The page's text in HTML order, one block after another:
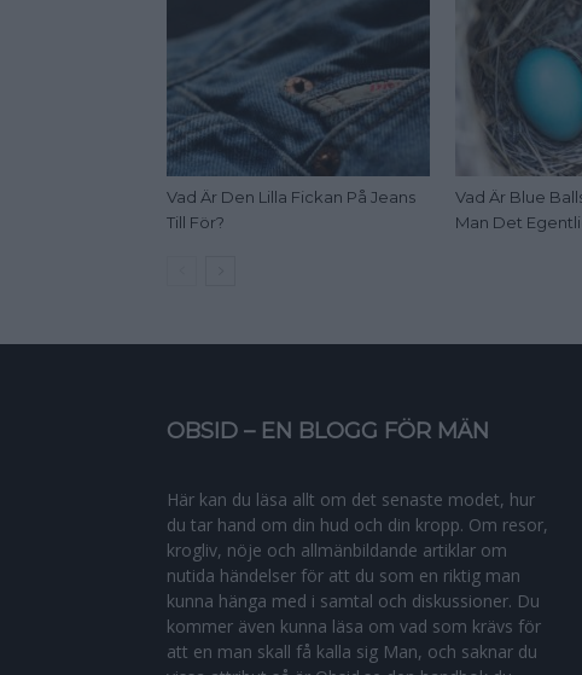
Vad Är Den Lilla Fickan På Jeans
Till För?
Vad Är Blue
Man Det
OBSID – EN BLOGG FÖR MÄN
Här kan du läsa allt om det senaste modet, hur
du tar hand om din hud och din kropp. Om resor,
krogliv, nöje och allmänbildande artiklar om
nutida händelser för att du som en riktig man
kunna hänga med i samtal och diskussioner. Du
kommer även kunna läsa om vad som krävs för
att en man skall få kalla sig Man, och saknar du